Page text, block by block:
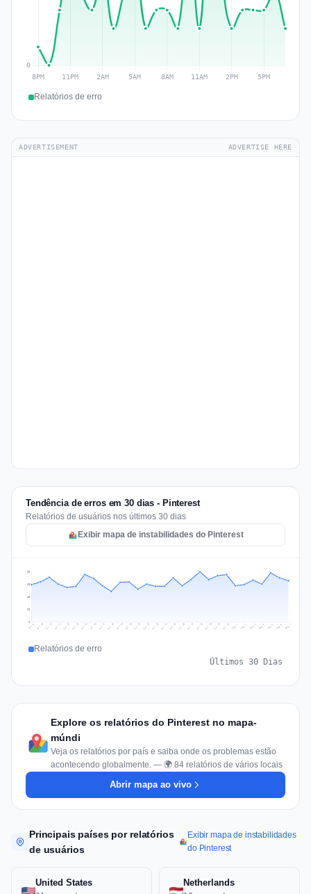
Relatórios de erro
ADVERTISEMENT ADVERTISE HERE
Tendência de erros em 30 dias - Pinterest
Relatórios de usuários nos últimos 30 dias
Exibir mapa de instabilidades do Pinterest
23
45
68
90
Jul 9 Jul 10 Jul 11 Jul 12 Jul 13 Jul 14 Jul 15 Jul 16 Jul 17 Jul 18 Jul 19 Jul 20 Jul 21 Jul 22 Jul 23 Jul 24 Jul 25 Jul 26 Jul 27 Jul 28 Jul 29 Jul 30 Jul 31 Aug 1 Aug 2 Aug 3 Aug 4 Aug 5 Aug 6 Aug 7
Relatórios de erro
Últimos 30 Dias
Explore os relatórios do Pinterest no mapa-
múndi
Veja os relatórios por país e saiba onde os problemas estão
acontecendo globalmente. — 🌍 84 relatórios de vários locais
Abrir mapa ao vivo
Principais países por relatórios
de usuários
Exibir mapa de instabilidades
do Pinterest
United States Netherlands